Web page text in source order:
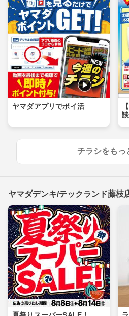
ヤマダアプリでポイ活
チラシをもっ
ヤマダデンキ/テックランド藤枝